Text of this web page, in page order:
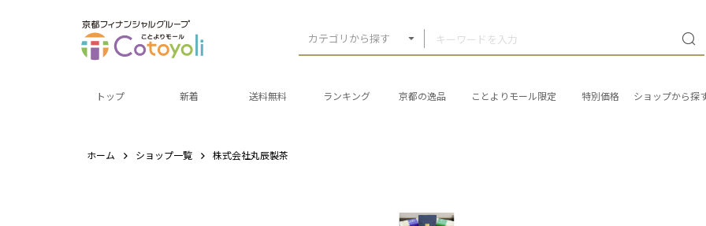
カテゴリから探す
トップ 新着 送料無料 ランキング 京都の逸品 ことよりモール限定 特別価格 ショップから探
ホーム ショップ一覧 株式会社丸辰製茶